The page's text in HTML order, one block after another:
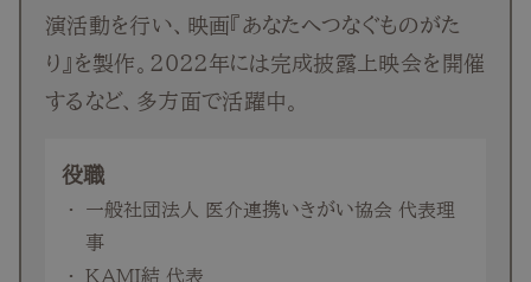
演活動を行い、映画『あなたへつなぐものがた
り』を製作。2022年には完成披露上映会を開催
するなど、多方面で活躍中。
役職
一般社団法人 医介連携いきがい協会 代表理
事
KAMI結 代表